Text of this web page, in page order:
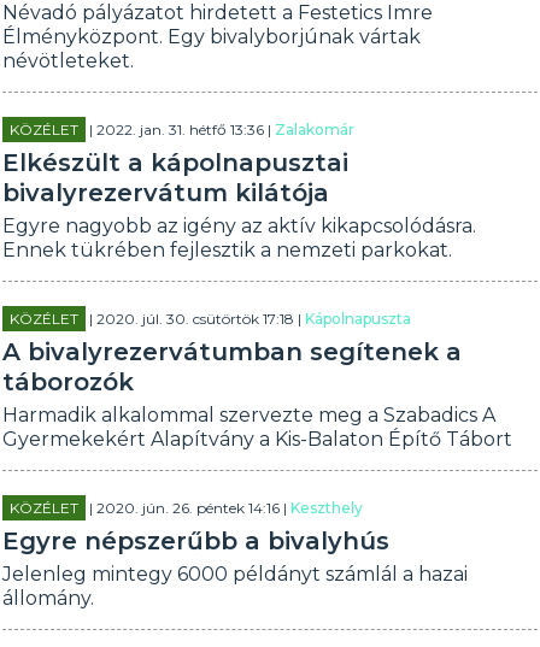
Névadó pályázatot hirdetett a Festetics Imre
Élményközpont. Egy bivalyborjúnak vártak
névötleteket.
KÖZÉLET | 2022. jan. 31. hétfő 13:36 | Zalakomár
Elkészült a kápolnapusztai
bivalyrezervátum kilátója
Egyre nagyobb az igény az aktív kikapcsolódásra.
Ennek tükrében fejlesztik a nemzeti parkokat.
KÖZÉLET | 2020. júl. 30. csütörtök 17:18 |Kápolnapuszta
A bivalyrezervátumban segítenek a
táborozók
Harmadik alkalommal szervezte meg a Szabadics A
Gyermekekért Alapítvány a Kis-Balaton Építő Tábort
KÖZÉLET | 2020. jún. 26. péntek 14:16 |Keszthely
Egyre népszerűbb a bivalyhús
Jelenleg mintegy 6000 példányt számlál a hazai
állomány.